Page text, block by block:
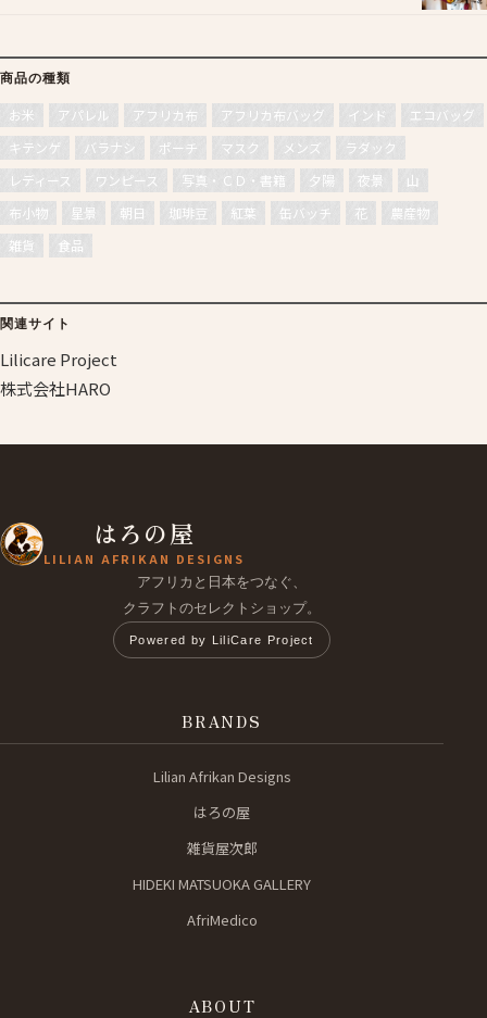
商品の種類
お米 アパレル アフリカ布 アフリカ布バッグ インド
エコバッグ
キテンゲ
バラナシ ポーチ マスク メンズ
ラダック
レディース
ワンピース 写真・ＣＤ・書籍 夕陽 夜景
山
布小物
星景 朝日 珈琲豆 紅葉 缶バッチ 花
農産物
雑貨
食品
関連サイト
Lilicare Project
株式会社HARO
はろの屋
LILIAN AFRIKAN DESIGNS
アフリカと日本をつなぐ、
クラフトのセレクトショップ。
Powered by LiliCare Project
BRANDS
Lilian Afrikan Designs
はろの屋
雑貨屋次郎
HIDEKI MATSUOKA GALLERY
AfriMedico
ABOUT